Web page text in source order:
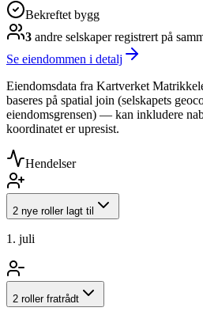
Bekreftet bygg
3 andre selskaperregistrert på
Se eiendommen i detalj
Eiendomsdata fra Kartverket
baseres på spatial join (selskapets
eiendomsgrensen) — kan inkludere
koordinatet er upresist.
Hendelser
2 nye roller lagt til
1. juli
2 roller fratrådt